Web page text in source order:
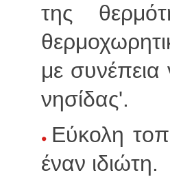
της
με συνέπεια
νησίδας'.
Εύκολη
έναν ιδιώτη.